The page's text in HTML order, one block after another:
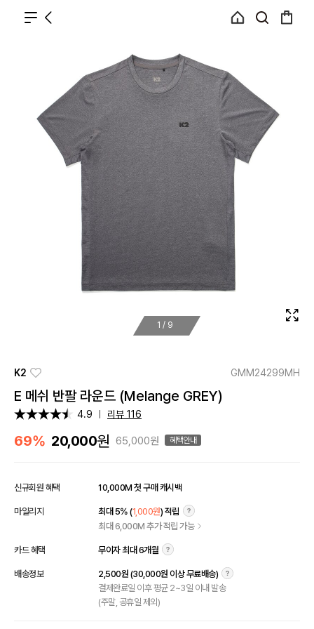
1 / 9
K2 GMM24299MH
E 메쉬 반팔 라운드 (Melange GREY)
4.9 리뷰 116
69% 20,000원 65,000원 혜택안내
신규회원 혜택 10,000M 첫 구매 캐시백
마일리지 최대 5% (1,000원) 적립
최대 6,000M 추가 적립 가능
카드 혜택 무이자 최대 6개월
배송정보
2,500원 (30,000원 이상 무료배송)
결제완료일 이후 평균 2~3일 이내 발송
(주말, 공휴일 제외)